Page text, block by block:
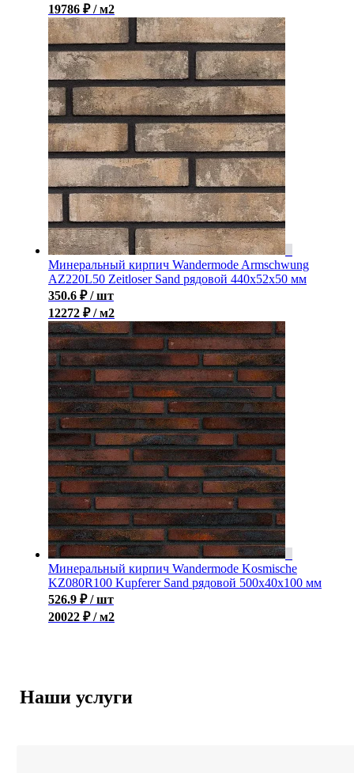
19786 ₽ / м2
Минеральный кирпич Wandermode Armschwung
AZ220L50 Zeitloser Sand рядовой 440x52x50 мм
350.6 ₽ / шт
12272 ₽ / м2
Минеральный кирпич Wandermode Kosmische
KZ080R100 Kupferer Sand рядовой 500x40x100 мм
526.9 ₽ / шт
20022 ₽ / м2
Наши услуги